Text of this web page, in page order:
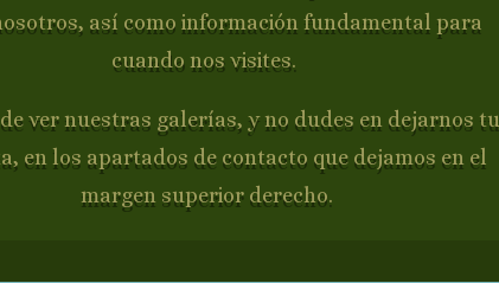
así como información fundamental para
cuando nos visites.
ver nuestras galerías, y no dudes en dejarnos tu
en los apartados de contacto que dejamos en el
margen superior derecho.